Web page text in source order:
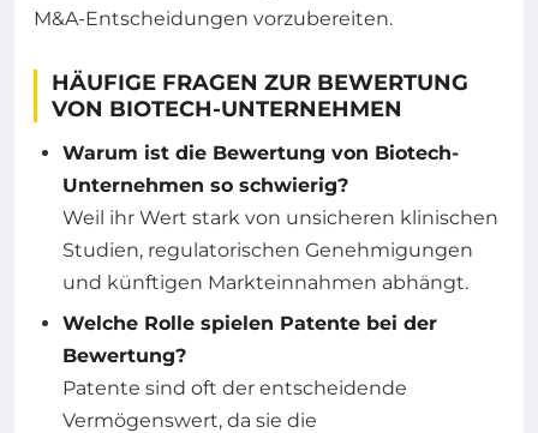
M&A-Entscheidungen vorzubereiten.
HÄUFIGE FRAGEN ZUR BEWERTUNG
VON BIOTECH-UNTERNEHMEN
Warum ist die Bewertung von Biotech-
Unternehmen so schwierig?
Weil ihr Wert stark von unsicheren klinischen
Studien, regulatorischen Genehmigungen
und künftigen Markteinnahmen abhängt.
Welche Rolle spielen Patente bei der
Bewertung?
Patente sind oft der entscheidende
Vermögenswert, da sie die